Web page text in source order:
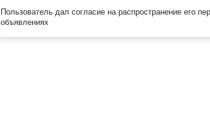
Пользователь дал согласие на распространение его
объявлениях